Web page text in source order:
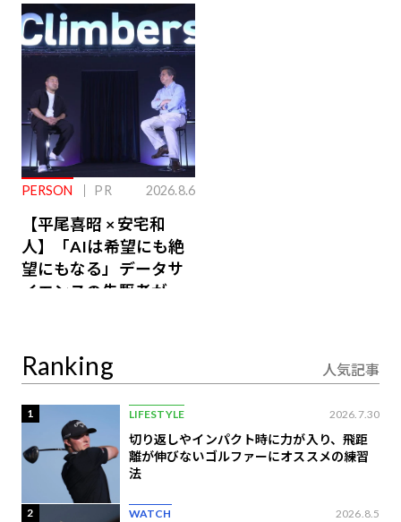
ジ会員特典あり】
PERSON PR 2026.8.6
【平尾喜昭 × 安宅和
人】「AIは希望にも絶
望にもなる」データサ
イエンスの先駆者が語
Ranking 人気記事
1 LIFESTYLE 2026.7.30
切り返しやインパクト時に力が入り、飛距
離が伸びないゴルファーにオススメの練習
法
2 WATCH 2026.8.5